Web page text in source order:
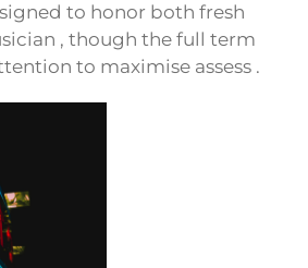
to honor both fresh
, though the full term
to maximise assess .